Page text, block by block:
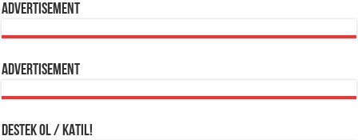
Advertisement
Advertisement
DESTEK OL / KATIL!